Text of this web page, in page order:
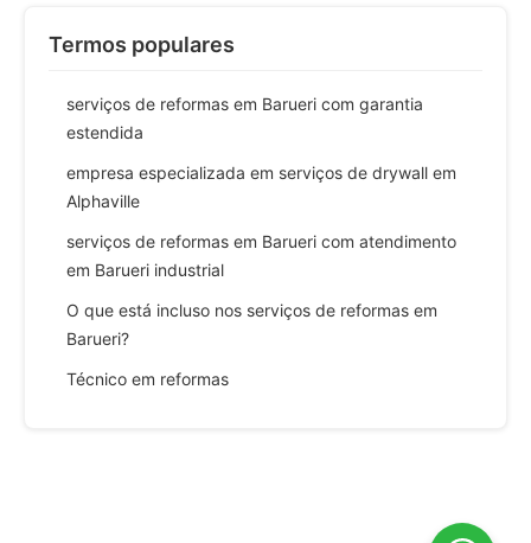
Termos populares
serviços de reformas em Barueri com garantia
estendida
empresa especializada em serviços de drywall em
Alphaville
serviços de reformas em Barueri com atendimento
em Barueri industrial
O que está incluso nos serviços de reformas em
Barueri?
Técnico em reformas